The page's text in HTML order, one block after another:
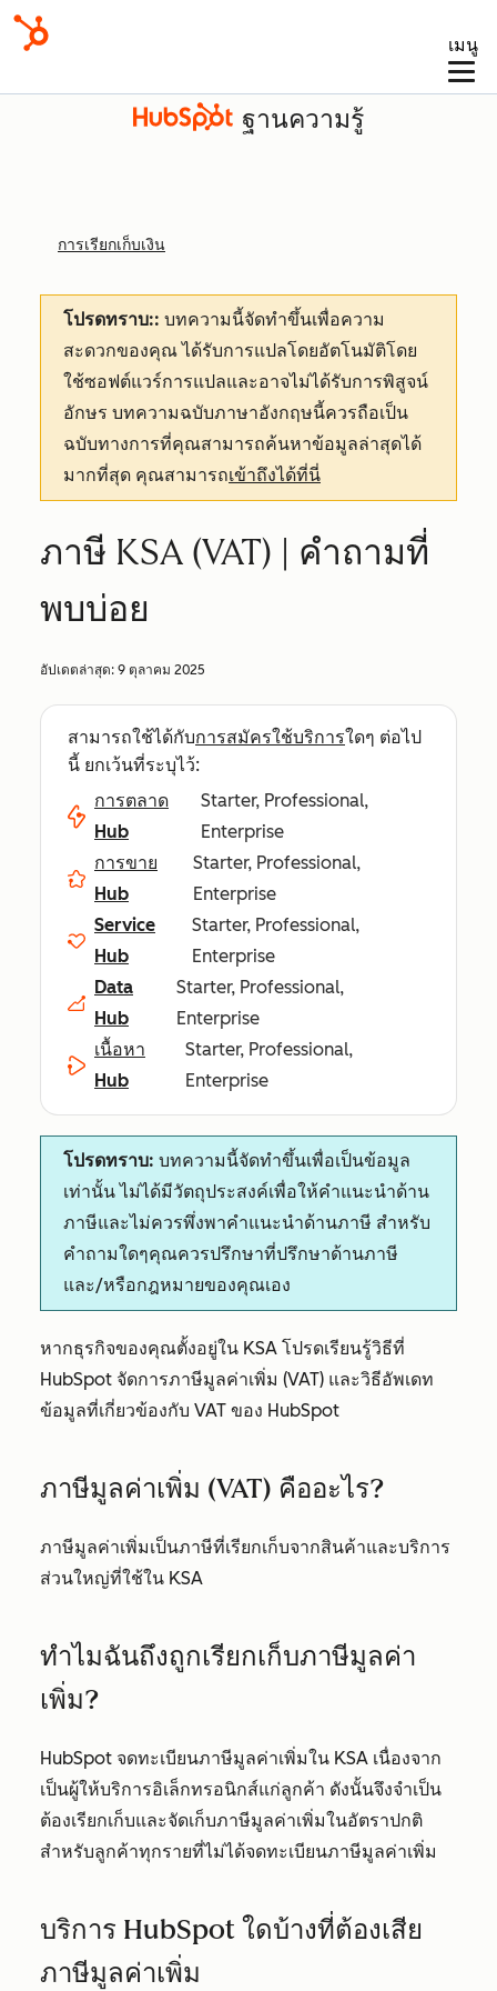
เมนู
ฐานความรู้
การเรียกเก็บเงิน
โปรดทราบ:: บทความนี้จัดทำขึ้นเพื่อความ
สะดวกของคุณได้รับการแปลโดยอัตโนมัติโดย
ใช้ซอฟต์แวร์การแปลและอาจไม่ได้รับการพิสูจน์
อักษร บทความฉบับภาษาอังกฤษนี้ควรถือเป็น
ฉบับทางการที่คุณสามารถค้นหาข้อมูลล่าสุดได้
มากที่สุด คุณสามารถเข้าถึงได้ที่นี่
ภาษี KSA (VAT) | คำถามที่
พบบ่อย
อัปเดตล่าสุด: 9 ตุลาคม 2025
สามารถใช้ได้กับการสมัครใช้บริการใดๆ ต่อไป
นี้ ยกเว้นที่ระบุไว้:
การตลาด
Hub
Starter, Professional,
Enterprise
การขาย
Hub
Starter, Professional,
Enterprise
Service
Hub
Starter, Professional,
Enterprise
Data
Hub
Starter, Professional,
Enterprise
เนื้อหา
Hub
Starter, Professional,
Enterprise
โปรดทราบ: บทความนี้จัดทำขึ้นเพื่อเป็นข้อมูล
เท่านั้น ไม่ได้มีวัตถุประสงค์เพื่อให้คำแนะนำด้าน
ภาษีและไม่ควรพึ่งพาคำแนะนำด้านภาษี สำหรับ
คำถามใดๆคุณควรปรึกษาที่ปรึกษาด้านภาษี
และ/หรือกฎหมายของคุณเอง
หากธุรกิจของคุณตั้งอยู่ใน KSA โปรดเรียนรู้วิธีที่
HubSpot จัดการภาษีมูลค่าเพิ่ม (VAT) และวิธีอัพเดท
ข้อมูลที่เกี่ยวข้องกับ VAT ของ HubSpot
ภาษีมูลค่าเพิ่ม (VAT) คืออะไร?
ภาษีมูลค่าเพิ่มเป็นภาษีที่เรียกเก็บจากสินค้าและบริการ
ส่วนใหญ่ที่ใช้ใน KSA
ทำไมฉันถึงถูกเรียกเก็บภาษีมูลค่า
เพิ่ม?
HubSpot จดทะเบียนภาษีมูลค่าเพิ่มใน KSA เนื่องจาก
เป็นผู้ให้บริการอิเล็กทรอนิกส์แก่ลูกค้า ดังนั้นจึงจำเป็น
ต้องเรียกเก็บและจัดเก็บภาษีมูลค่าเพิ่มในอัตราปกติ
สำหรับลูกค้าทุกรายที่ไม่ได้จดทะเบียนภาษีมูลค่าเพิ่ม
บริการ HubSpot ใดบ้างที่ต้องเสีย
ภาษีมูลค่าเพิ่ม